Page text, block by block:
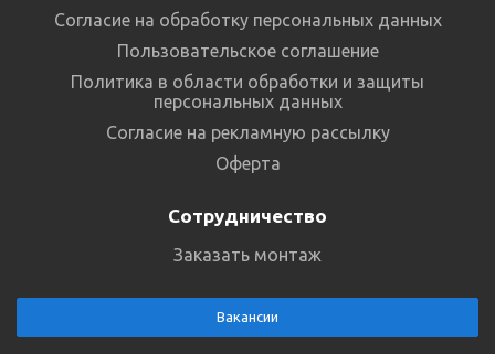
Согласие на обработку персональных данных
Пользовательское соглашение
Политика в области обработки и защиты
персональных данных
Согласие на рекламную рассылку
Оферта
Сотрудничество
Заказать монтаж
Вакансии